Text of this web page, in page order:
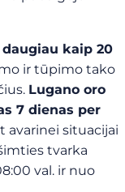
kaip 20
ir tūpimo tako
Lugano oro
7 dienas per
avarinei situacijai
tvarka
val. ir nuo